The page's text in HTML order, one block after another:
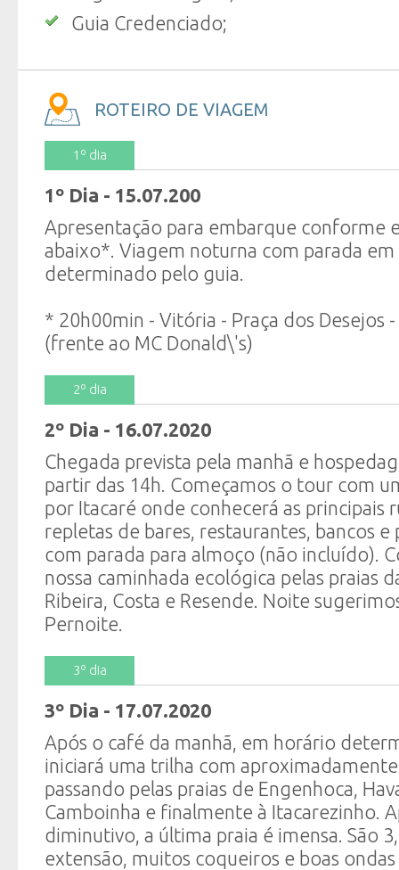
Guia Credenciado;
ROTEIRO DE VIAGEM
1º dia
1º Dia - 15.07.200
Apresentação para embarque conforme
abaixo*. Viagem noturna com parada em
determinado pelo guia.
* 20h00min - Vitória - Praça dos Desejos -
(frente ao MC Donald\'s)
2º dia
2º Dia - 16.07.2020
Chegada prevista pela manhã e
partir das 14h. Começamos o tour com
por Itacaré onde conhecerá as principais
repletas de bares, restaurantes, bancos e
com parada para almoço (não incluído).
nossa caminhada ecológica pelas praias
Ribeira, Costa e Resende. Noite
Pernoite.
3º dia
3º Dia - 17.07.2020
Após o café da manhã, em horário
iniciará uma trilha com
passando pelas praias de Engenhoca,
Camboinha e finalmente à Itacarezinho.
diminutivo, a última praia é imensa. São
extensão, muitos coqueiros e boas